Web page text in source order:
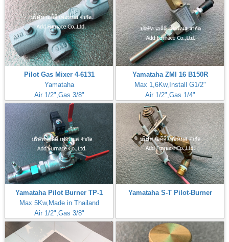
Pilot Gas Mixer 4-6131
Yamataha
Air 1/2",Gas 3/8"
Yamataha ZMI 16 B150R
Max 1,6Kw,Install G1/2"
Air 1/2",Gas 1/4"
Yamataha Pilot Burner TP-1
Max 5Kw,Made in Thailand
Air 1/2",Gas 3/8"
Yamataha S-T Pilot-Burner